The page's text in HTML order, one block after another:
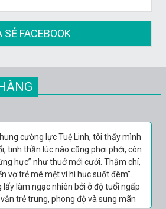
SẺ FACEBOOK
thì 2 vợ chồng thử lại. Nói là thử
vừa rồi gộp lại. Lên đỉnh 3 lần,
cuối 2 vợ chồng lại cùng nhau…
khoái, thoải mái ôm ngủ đến sáng
son.